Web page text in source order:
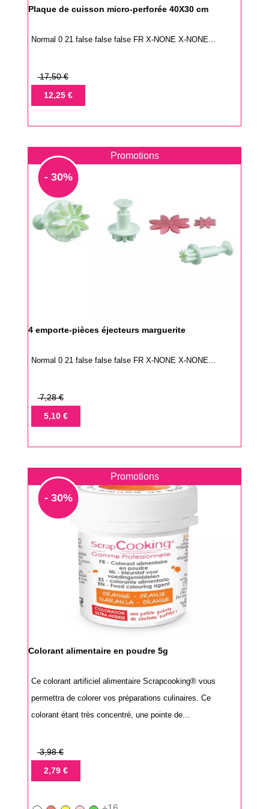
Plaque de cuisson micro-perforée 40X30 cm
Normal 0 21 false false false FR X-NONE X-NONE...
Prix
base
17,50 €
Prix12,25 €
Promotions
- 30%
4 emporte-pièces éjecteurs marguerite
Normal 0 21 false false false FR X-NONE X-NONE...
Prix
base
7,28 €
Prix5,10 €
Promotions
- 30%
Colorant alimentaire en poudre 5g
Ce colorant artificiel alimentaire Scrapcooking® vous
permettra de colorer vos préparations culinaires. Ce
colorant étant très concentré, une pointe de...
Prix
base
3,98 €
Prix2,79 €